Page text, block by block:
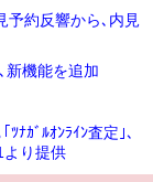
予約反響から､内見
新機能を追加
ﾅｶﾞﾙｵﾝﾗｲﾝ査定｣､
より提供